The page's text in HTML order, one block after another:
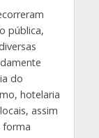
pública,
do
hotelaria
assim
forma